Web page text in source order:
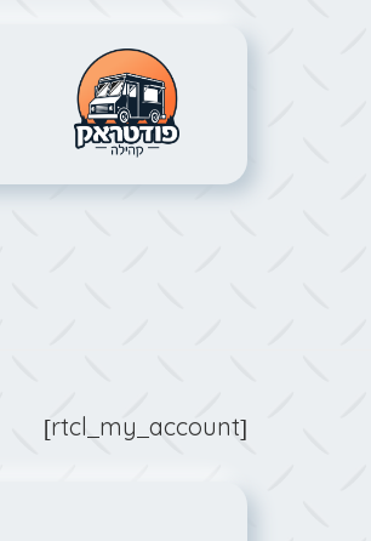
[rtcl_my_account]